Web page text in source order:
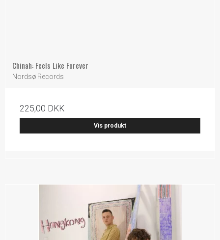
Chinah: Feels Like Forever
Nordsø Records
225,00 DKK
Vis produkt